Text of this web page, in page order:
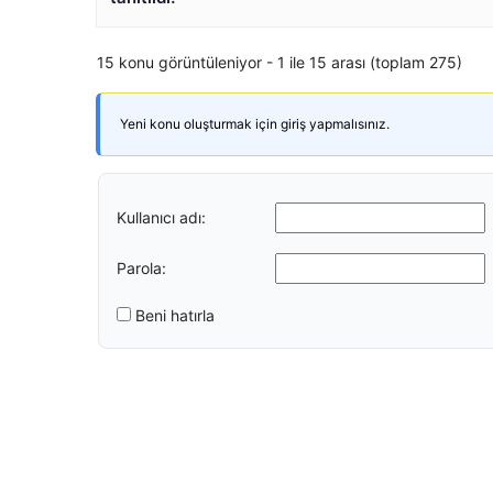
15 konu görüntüleniyor - 1 ile 15 arası (toplam 275)
Yeni konu oluşturmak için giriş yapmalısınız.
Kullanıcı adı:
Parola:
Beni hatırla